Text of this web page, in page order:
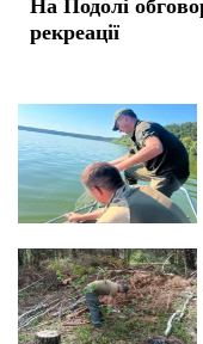
рекреації